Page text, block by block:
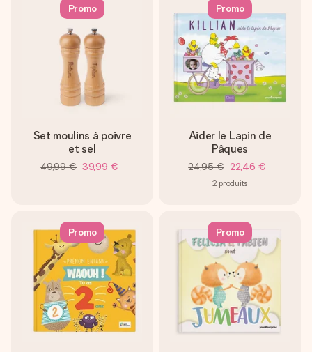
Promo
Set moulins à poivre
et sel
49,99 € 39,99 €
Promo
Aider le Lapin de
Pâques
24,95 € 22,46 €
2 produits
Promo Promo